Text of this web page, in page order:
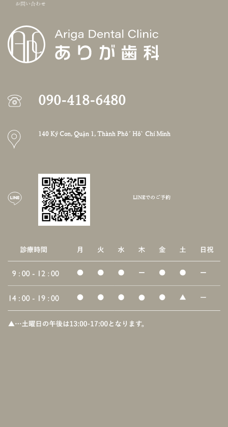
お問い合わせ
090-418-6480
140 Ký Con, Quận 1, Thành Phố Hồ Chí Minh
LINEでのご予約